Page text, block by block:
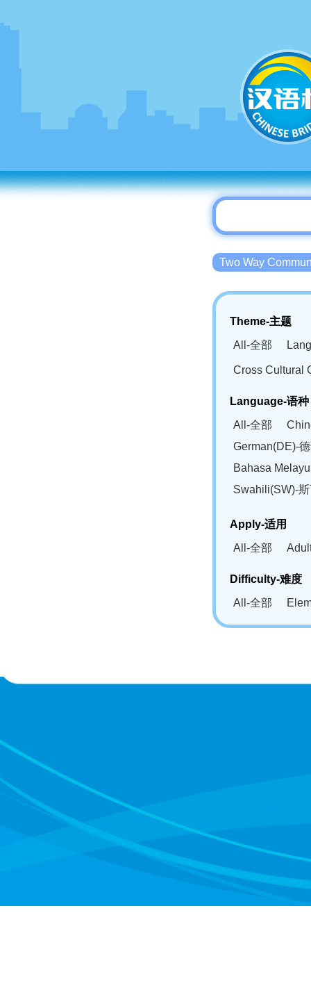
Two Way
Theme-主题
All-全部
Cross Cultural
Language-语种
All-全部
German(DE)-
Bahasa
Swahili(SW)-
Apply-适用
All-全部
Difficulty-难度
All-全部